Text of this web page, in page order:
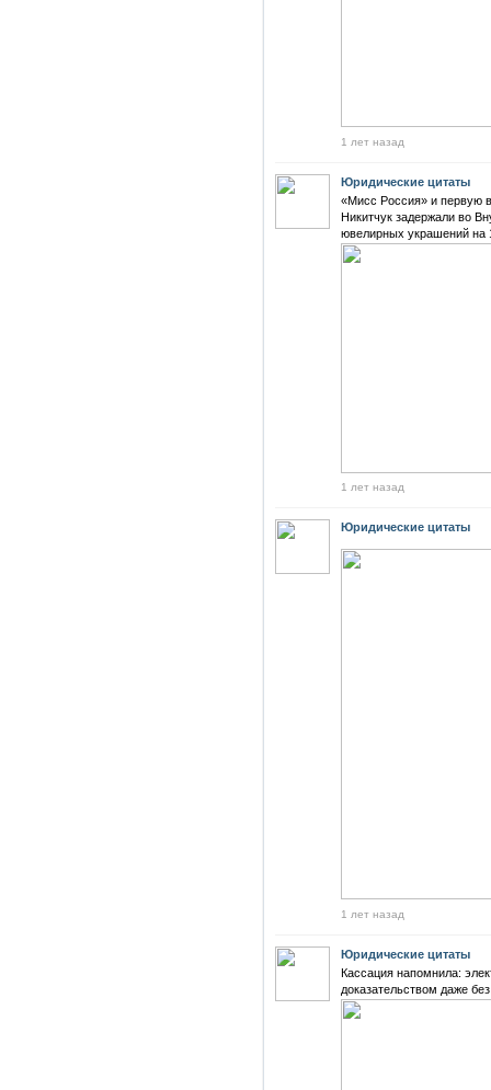
1 лет назад
Юридические цитаты
«Мисс Россия» и первую
Никитчук задержали во
ювелирных украшений на
1 лет назад
Юридические цитаты
1 лет назад
Юридические цитаты
Кассация напомнила:
доказательством даже